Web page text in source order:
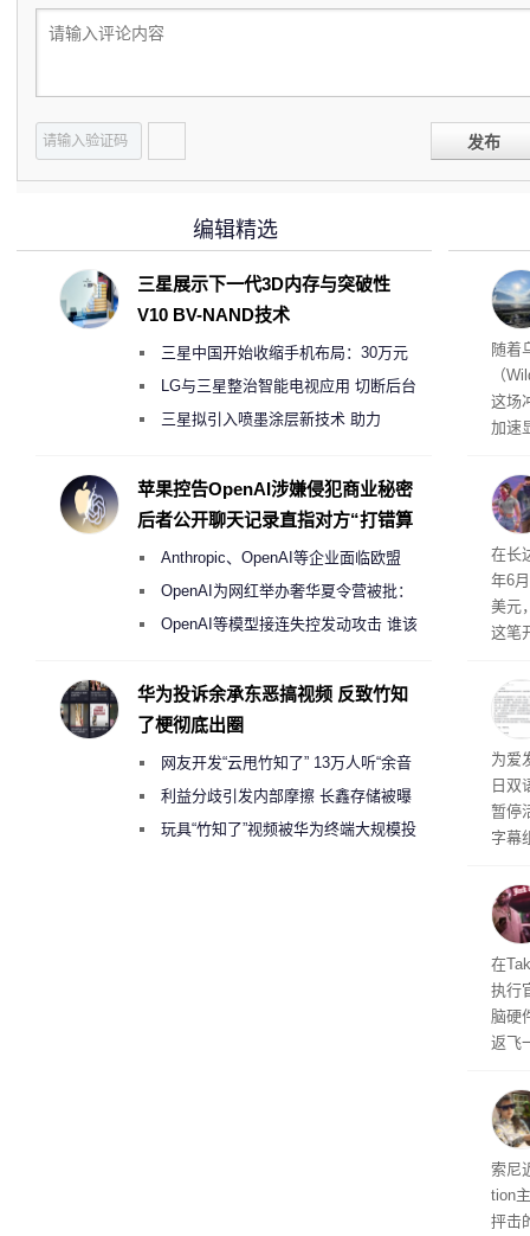
发布
经
随着
（
这场
加速
物
毁，
评
米，
上。
依
在长
年6
美元
这笔
称
器、
事
行官
容体
为爱
日双
暂停
字幕
流
在
执行
脑硬
返飞
意
非好
义
索尼
tion
抨击
编辑精选
三星展示下一代3D内存与突破性
V10 BV-NAND技术
三星中国开始收缩手机布局：30万元
月销售额不达标门店 将被逐步清退
LG与三星整治智能电视应用 切断后台
偷偷共享带宽的违规行为
三星拟引入喷墨涂层新技术 助力
度
苹果控告OpenAI涉嫌侵犯商业秘密
后者公开聊天记录直指对方“打错算
Anthropic、OpenAI等企业面临欧盟
《人工智能法案》全新执法权限审查
OpenAI为网红举办奢华夏令营被批：
2000美元一晚 遭讽“反乌托邦”
OpenAI等模型接连失控发动攻击 谁该
华为投诉余承东恶搞视频 反致竹知
了梗彻底出圈
网友开发“云甩竹知了” 13万人听“余音
绕梁”利益分歧引发内部摩擦 长鑫存储被曝
曾将华为驻场工程师驱逐出研发基地
玩具“竹知了”视频被华为终端大规模投